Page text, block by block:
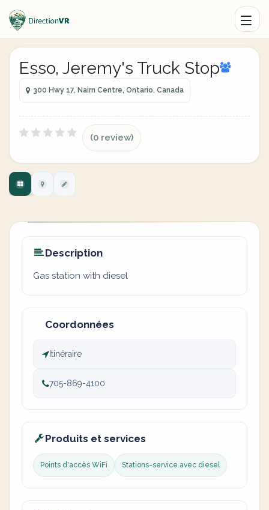
Esso, Jeremy's Truck Stop
300 Hwy 17, Nairn Centre, Ontario, Canada
(0 review)
Description
Gas station with diesel
Coordonnées
Itinéraire
705-869-4100
Produits et services
Points d'accès WiFi Stations-service avec diesel